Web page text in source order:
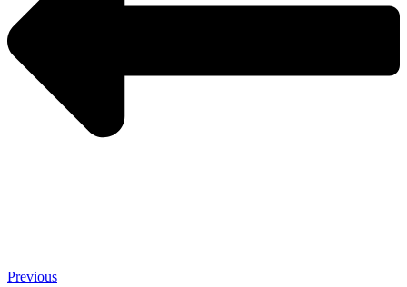
Previous